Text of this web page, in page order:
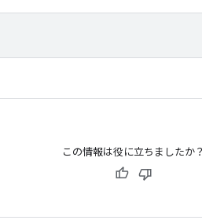
この情報は役に立ちましたか？